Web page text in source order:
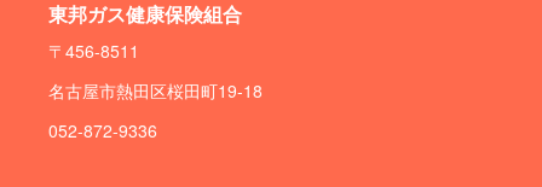
東邦ガス健康保険組合
〒456-8511
名古屋市熱田区桜田町19-18
052-872-9336